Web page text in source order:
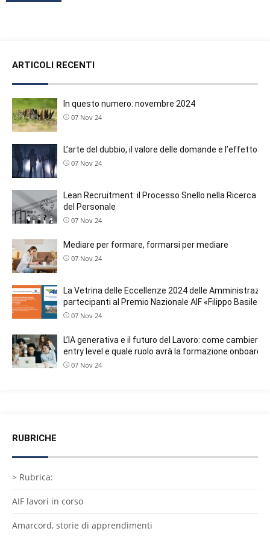
ARTICOLI RECENTI
In questo numero: novembre 2024
07 Nov 24
L’arte del dubbio, il valore delle domande e l’effetto
07 Nov 24
Lean Recruitment: il Processo Snello nella Ricerca e
del Personale
07 Nov 24
Mediare per formare, formarsi per mediare
07 Nov 24
La Vetrina delle Eccellenze 2024 delle
partecipanti al Premio Nazionale AIF «Filippo Basile»
07 Nov 24
L’IA generativa e il futuro del Lavoro: come
entry level e quale ruolo avrà la formazione
07 Nov 24
RUBRICHE
> Rubrica:
AIF lavori in corso
Amarcord, storie di apprendimenti